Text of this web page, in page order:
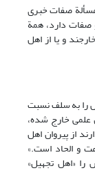
مسألة صفات خبری
صفات دارد، همة
و یا از اهل
را به سلف نسبت
علمی خارج شده،
از پیروان اهل
و الحاد است.»
تفویض را «اهل تجهیل»